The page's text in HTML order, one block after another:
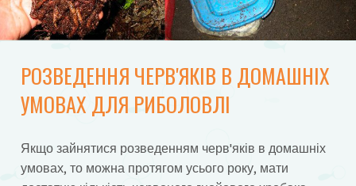
РОЗВЕДЕННЯ ЧЕРВ'ЯКІВ В ДОМАШНІХ
УМОВАХ ДЛЯ РИБОЛОВЛІ
Якщо зайнятися розведенням черв'яків в домашніх
умовах, то можна протягом усього року, мати